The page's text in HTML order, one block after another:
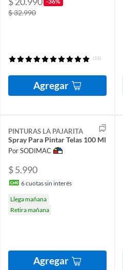
$ 32.990
(11)
Agregar
PINTURAS LA PAJARITA
Spray Para Pintar Telas 100 Ml
Por SODIMAC
$ 5.990
6cuotas sin interés
Llega mañana
Retira mañana
Agregar